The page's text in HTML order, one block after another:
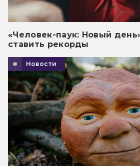
«Человек-паук: Новый
ставить рекорды
Новости